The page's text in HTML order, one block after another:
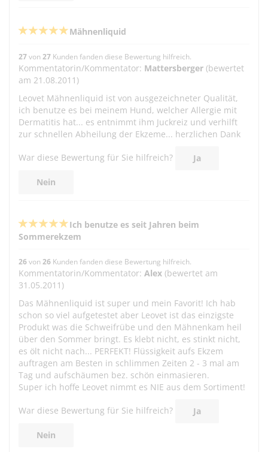
Mähnenliquid
27von 27 Kunden fanden diese Bewertung hilfreich.
Kommentatorin/Kommentator: Mattersberger (bewertet
am 21.08.2011)
Leovet Mähnenliquid ist von ausgezeichneter Qualität,
ich benutze es bei meinem Hund, welcher Allergie mit
Dermatitis hat... es entnimmt ihm Juckreiz und verhilft
zur schnellen Abheilung der Ekzeme... herzlichen Dank
War diese Bewertung für Sie hilfreich? Ja
Nein
Ich benutze es seit Jahren beim
Sommerekzem
26von 26 Kunden fanden diese Bewertung hilfreich.
Kommentatorin/Kommentator: Alex (bewertet am
31.05.2011)
Das Mähnenliquid ist super und mein Favorit! Ich hab
schon so viel aufgetestet aber Leovet ist das einzigste
Produkt was die Schweifrübe und den Mähnenkam heil
über den Sommer bringt. Es klebt nicht, es stinkt nicht,
es ölt nicht nach... PERFEKT! Flüssigkeit aufs Ekzem
auftragen am Besten in schlimmen Zeiten 2 - 3 mal am
Tag und aufschäumen bez. schön einmasieren.
Super ich hoffe Leovet nimmt es NIE aus dem Sortiment!
War diese Bewertung für Sie hilfreich? Ja
Nein